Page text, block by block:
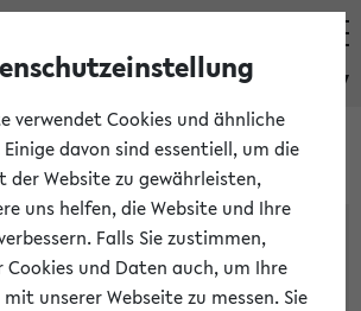
eKVV
Räume
Raumvergabe
verwendet Cookies und ähnliche
davon sind essentiell, um die
Website zu gewährleisten,
uns helfen, die Website und Ihre
Falls Sie zustimmen,
Cookies und Daten auch, um Ihre
unserer Webseite zu messen. Sie